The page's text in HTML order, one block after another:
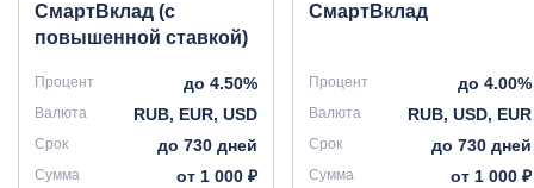
СмартВклад (с
повышенной ставкой)
Процент до 4.50%
Валюта RUB, EUR, USD
Срок до 730 дней
Сумма от 1 000 ₽
СмартВклад
Процент до 4.00%
Валюта RUB, USD, EUR
Срок до 730 дней
Сумма от 1 000 ₽